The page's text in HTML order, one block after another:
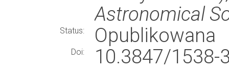
Astronomical
Status: Opublikowana
Doi:
10.3847/